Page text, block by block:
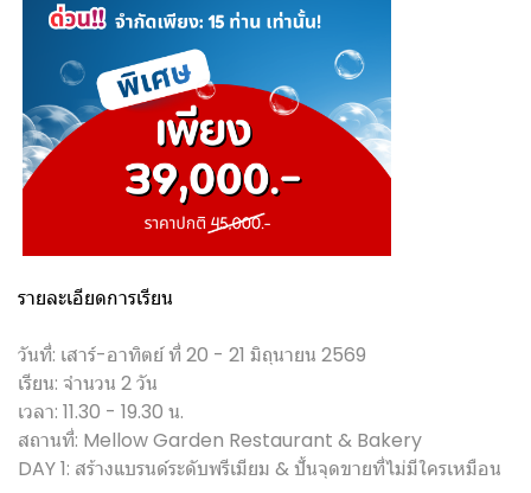
รายละเอียดการเรียน
วันที่: เสาร์-อาทิตย์ ที่ 20 - 21 มิถุนายน 2569
เรียน: จำนวน 2 วัน
เวลา: 11.30 - 19.30 น.
สถานที่: Mellow Garden Restaurant & Bakery
DAY 1: สร้างแบรนด์ระดับพรีเมียม & ปั้นจุดขายที่ไม่มีใครเหมือน